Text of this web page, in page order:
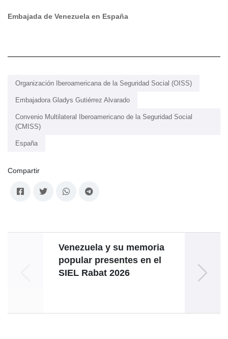
Embajada de Venezuela en España
Organización Iberoamericana de la Seguridad Social (OISS)
Embajadora Gladys Gutiérrez Alvarado
Convenio Multilateral Iberoamericano de la Seguridad Social
(CMISS)
España
Compartir
Venezuela y su memoria
popular presentes en el
SIEL Rabat 2026